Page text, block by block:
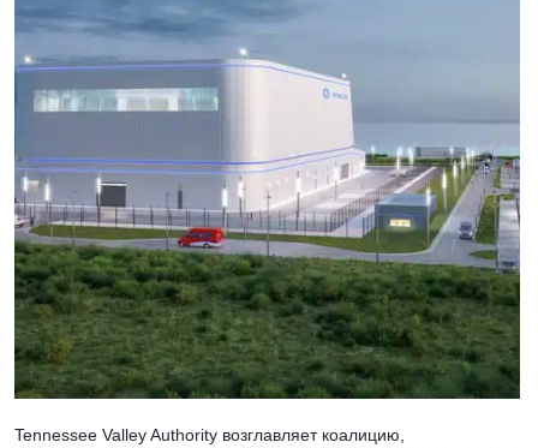
Tennessee Valley Authority возглавляет коалицию,